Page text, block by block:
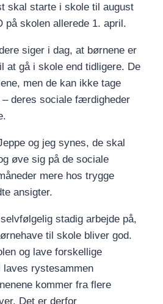
skal starte i skole til august
på skolen allerede 1. april.
siger i dag, at børnene er
at gå i skole end tidligere. De
men de kan ikke tage
– deres sociale færdigheder
og jeg synes, de skal
øve sig på de sociale
mere hos trygge
ansigter.
stadig arbejde på,
til skole bliver god.
og lave forskellige
rystesammen
kommer fra flere
Det er derfor